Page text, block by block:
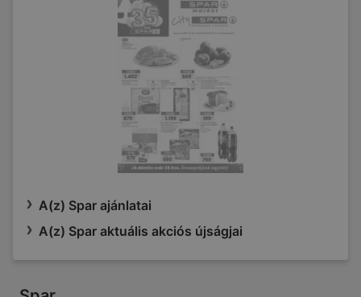
A(z) Spar ajánlatai
A(z) Spar aktuális akciós újságjai